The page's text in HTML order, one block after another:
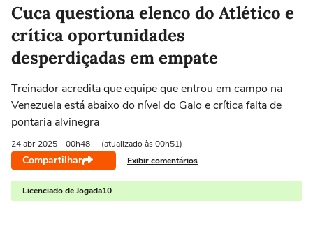
Selecione o time para ver as notícias
Cuca questiona elenco do Atlético e
crítica oportunidades
desperdiçadas em empate
Treinador acredita que equipe que entrou em campo na
Venezuela está abaixo do nível do Galo e crítica falta de
pontaria alvinegra
24 abr 2025 - 00h48 (atualizado às 00h51)
Compartilhar Exibir comentários
Licenciado de Jogada10